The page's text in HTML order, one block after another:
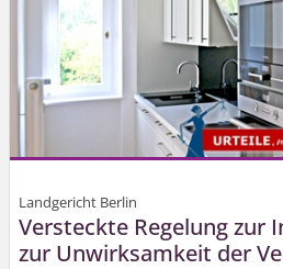
Landgericht Berlin
Versteckte Regelung zur
zur Unwirksamkeit der